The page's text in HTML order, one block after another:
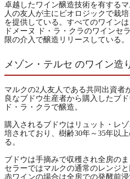
卓越したワイン醸造技術を有する
人の友人が主にビオロジックで栽
を提供している。すべてのワイン
ドメーヌ ド・ラ・クラのワインセ
限の介入で醸造リリースしている。
メゾン・テルセ のワイン造
マルクの2人友人である共同出資者
良なブドウ生産者から購入したブ
ド・ラ・クラで醸造。
購入されるブドウはリュット・レ
培されており、樹齢30年～35年以
る。
ブドウは手摘みで収穫され全房のま
セラーではマルクの通常のレンジと
赤ワインの場合は全房での発酵前